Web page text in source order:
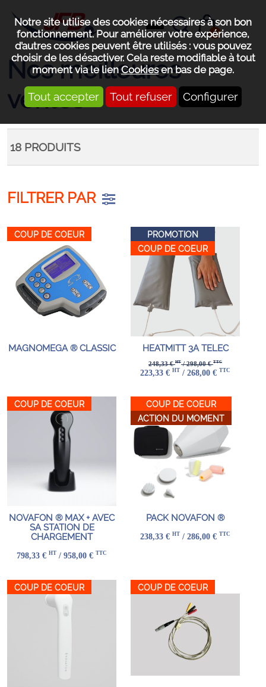
Notre site utilise des cookies nécessaires à son bon
fonctionnement. Pour améliorer votre expérience,
d’autres cookies peuvent être utilisés : vous pouvez
choisir de les désactiver. Cela reste modifiable à tout
moment via le lienCookiesen bas de page.
Tout accepter Tout refuser Configurer
0
Nos meilleures
ventes
18 PRODUITS
FILTRER PAR
COUP DE COEUR
MAGNOMEGA ® CLASSIC
PROMOTION
COUP DE COEUR
HEATMITT 3A TELEC
248,33 €HT/ 298,00 €TTC
223,33 € HT / 268,00 € TTC
COUP DE COEUR
NOVAFON ® MAX + AVEC
SA STATION DE
CHARGEMENT
798,33 € HT / 958,00 € TTC
COUP DE COEUR
ACTION DU MOMENT
PACK NOVAFON ®
238,33 € HT / 286,00 € TTC
COUP DE COEUR COUP DE COEUR